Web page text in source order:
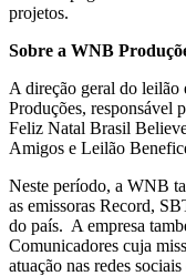
projetos.
Sobre a WNB
A direção geral do
Produções, responsável
Feliz Natal Brasil
Amigos e Leilão
Neste período, a WNB
as emissoras Record,
do país. A empresa
Comunicadores cuja
atuação nas redes